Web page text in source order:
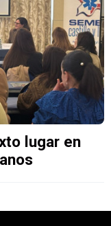
lugar en